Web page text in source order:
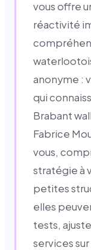
vous offre
réactivité
anonyme :
qui
Brabant
Fabrice
vous,
stratégie à
petites
elles
tests,
services